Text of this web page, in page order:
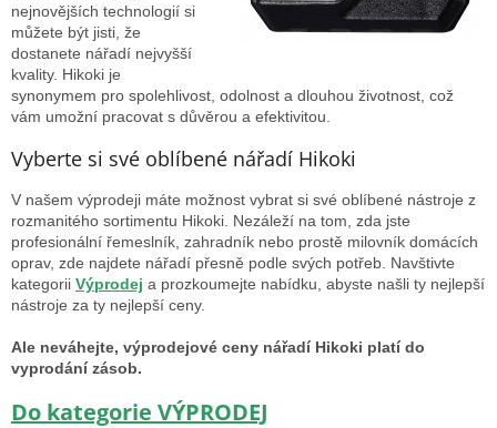
nejnovějších technologií si
můžete být jisti, že
dostanete nářadí nejvyšší
kvality. Hikoki je
synonymem pro spolehlivost, odolnost a dlouhou životnost, což
vám umožní pracovat s důvěrou a efektivitou.
Vyberte si své oblíbené nářadí Hikoki
V našem výprodeji máte možnost vybrat si své oblíbené nástroje z
rozmanitého sortimentu Hikoki. Nezáleží na tom, zda jste
profesionální řemeslník, zahradník nebo prostě milovník domácích
oprav, zde najdete nářadí přesně podle svých potřeb. Navštivte
kategorii Výprodej a prozkoumejte nabídku, abyste našli ty nejlepší
nástroje za ty nejlepší ceny.
Ale neváhejte, výprodejové ceny nářadí Hikoki platí do
vyprodání zásob.
Do kategorie VÝPRODEJ